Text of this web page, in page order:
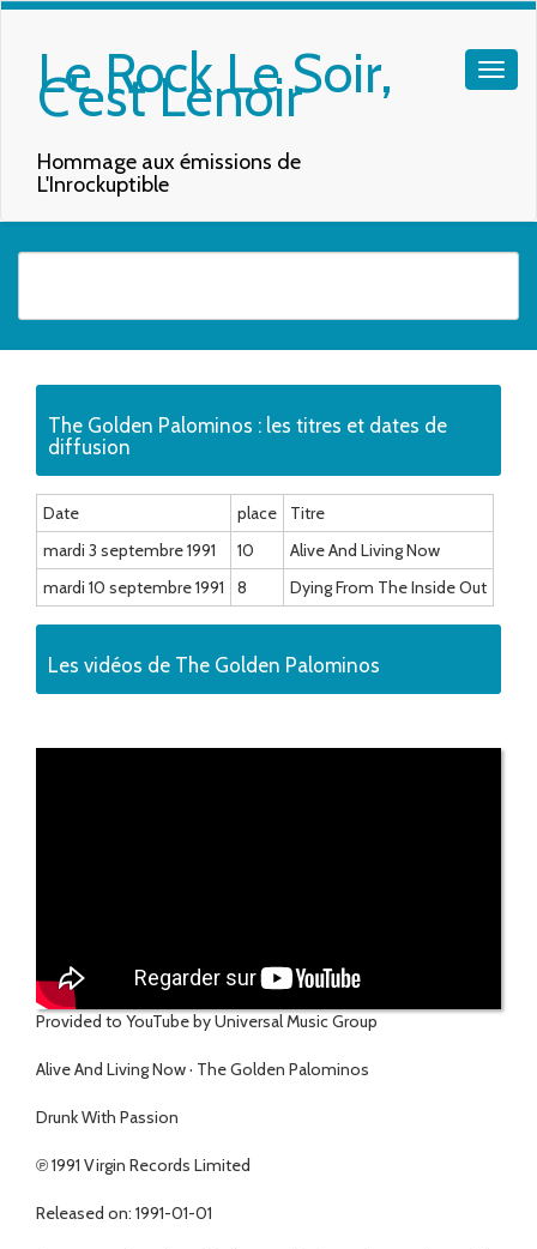
Le Rock Le Soir,
C'est Lenoir
Hommage aux émissions de
L'Inrockuptible
The Golden Palominos : les titres et dates de
diffusion
Date place
Titre
mardi 3 septembre 1991
10
Alive And Living Now
mardi 10 septembre 1991
8 Dying From The Inside Out
Les vidéos de The Golden Palominos
Provided to YouTube by Universal Music Group
Alive And Living Now · The Golden Palominos
Drunk With Passion
℗ 1991 Virgin Records Limited
Released on: 1991-01-01